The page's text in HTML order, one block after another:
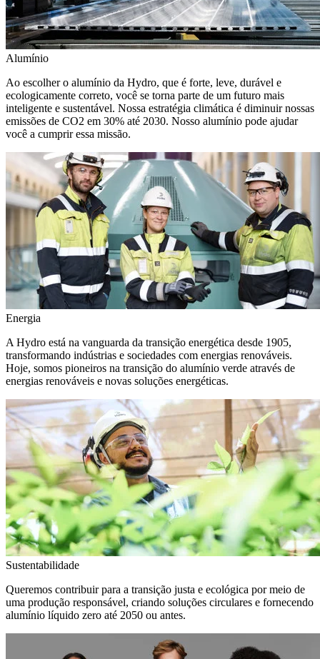
Alumínio
Ao escolher o alumínio da Hydro, que é forte, leve, durável e
ecologicamente correto, você se torna parte de um futuro mais
inteligente e sustentável. Nossa estratégia climática é diminuir nossas
emissões de CO2 em 30% até 2030. Nosso alumínio pode ajudar
você a cumprir essa missão.
Energia
A Hydro está na vanguarda da transição energética desde 1905,
transformando indústrias e sociedades com energias renováveis.
Hoje, somos pioneiros na transição do alumínio verde através de
energias renováveis e novas soluções energéticas.
Sustentabilidade
Queremos contribuir para a transição justa e ecológica por meio de
uma produção responsável, criando soluções circulares e fornecendo
alumínio líquido zero até 2050 ou antes.